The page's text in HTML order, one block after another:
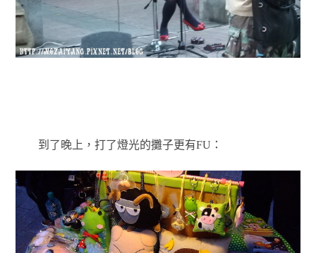
到了晚上，打了燈光的攤子更有FU：